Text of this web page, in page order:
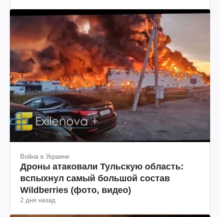
Война в Украине
Дроны атаковали Тульскую область:
вспыхнул самый большой состав
Wildberries (фото, видео)